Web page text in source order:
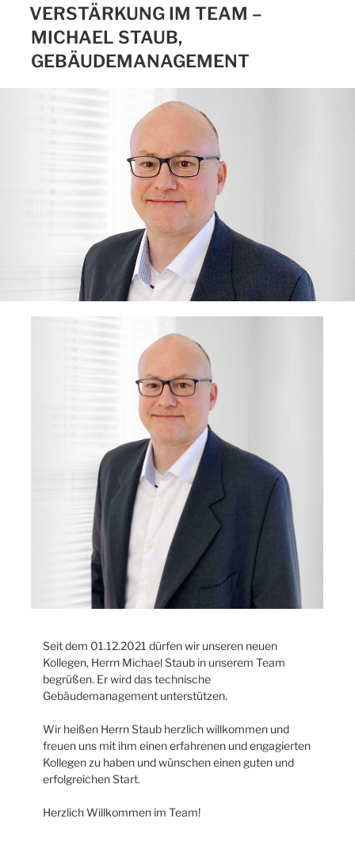
VERSTÄRKUNG IM TEAM –
MICHAEL STAUB,
GEBÄUDEMANAGEMENT
Seit dem 01.12.2021 dürfen wir unseren neuen
Kollegen, Herrn Michael Staub in unserem Team
begrüßen. Er wird das technische
Gebäudemanagement unterstützen.
Wir heißen Herrn Staub herzlich willkommen und
freuen uns mit ihm einen erfahrenen und engagierten
Kollegen zu haben und wünschen einen guten und
erfolgreichen Start.
Herzlich Willkommen im Team!